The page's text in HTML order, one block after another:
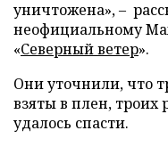
уничтожена», –
неофициальному
«Северный ветер».
Они уточнили, что
взяты в плен, троих
удалось спасти.